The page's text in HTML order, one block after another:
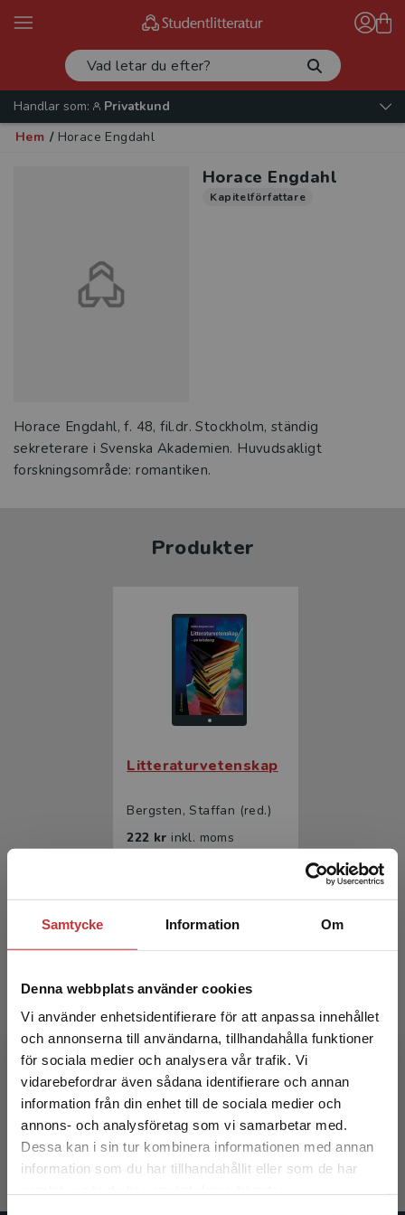
Samtycke Information Om
Denna webbplats använder cookies
Vi använder enhetsidentifierare för att anpassa innehållet
och annonserna till användarna, tillhandahålla funktioner
för sociala medier och analysera vår trafik. Vi
vidarebefordrar även sådana identifierare och annan
information från din enhet till de sociala medier och
annons- och analysföretag som vi samarbetar med.
Dessa kan i sin tur kombinera informationen med annan
information som du har tillhandahållit eller som de har
Begränsad fraktregion
Det verkar som att du besöker
studentlitteratur.se via en enhet utanför Sverige.
Handlar som:
Privatkund
Hem / Horace Engdahl
Horace Engdahl
Kapitelförfattare
Horace Engdahl, f. 48, fil.dr. Stockholm, ständig
sekreterare i Svenska Akademien. Huvudsakligt
forskningsområde: romantiken.
Produkter
Litteraturvetenskap
Bergsten, Staffan (red.)
222 kr inkl. moms
Litteraturvetenskap
Bergsten, Staffan (red.)
357 krinkl. moms
Exkl. moms: 337 kr